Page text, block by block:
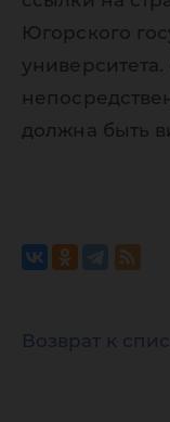
Югорского
должна быть
Возврат к